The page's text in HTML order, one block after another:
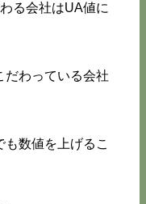
る会社はUA値に
だわっている会社
数値を上げるこ